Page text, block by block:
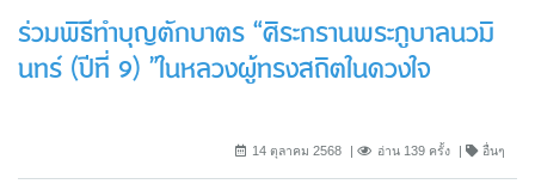
ร่วมพิธีทำบุญตักบาตร “ศิระกรานพระภูบาลนวมิ
นทร์ (ปีที่ 9) ”ในหลวงผู้ทรงสถิตในดวงใจ
14 ตุลาคม 2568 อ่าน 139 ครั้ง อื่นๆ